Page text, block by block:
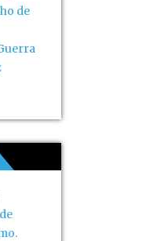
de